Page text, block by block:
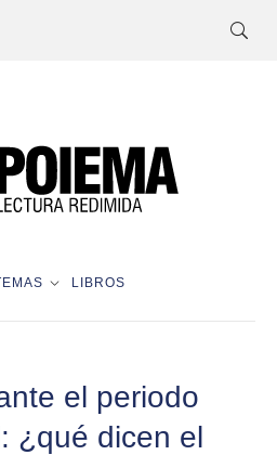
LIBROS
el periodo
¿qué dicen el